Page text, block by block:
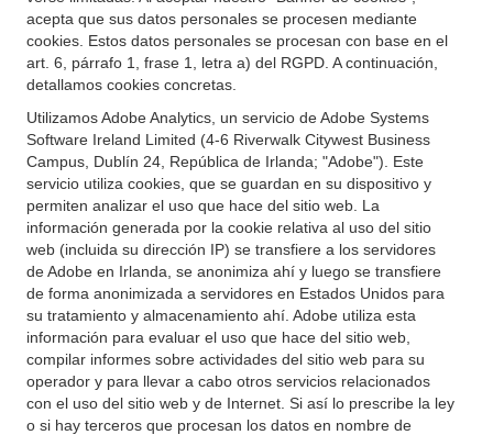
acepta que sus datos personales se procesen mediante
cookies. Estos datos personales se procesan con base en el
art. 6, párrafo 1, frase 1, letra a) del RGPD. A continuación,
detallamos cookies concretas.
Utilizamos Adobe Analytics, un servicio de Adobe Systems
Software Ireland Limited (4-6 Riverwalk Citywest Business
Campus, Dublín 24, República de Irlanda; "Adobe"). Este
servicio utiliza cookies, que se guardan en su dispositivo y
permiten analizar el uso que hace del sitio web. La
información generada por la cookie relativa al uso del sitio
web (incluida su dirección IP) se transfiere a los servidores
de Adobe en Irlanda, se anonimiza ahí y luego se transfiere
de forma anonimizada a servidores en Estados Unidos para
su tratamiento y almacenamiento ahí. Adobe utiliza esta
información para evaluar el uso que hace del sitio web,
compilar informes sobre actividades del sitio web para su
operador y para llevar a cabo otros servicios relacionados
con el uso del sitio web y de Internet. Si así lo prescribe la ley
o si hay terceros que procesan los datos en nombre de